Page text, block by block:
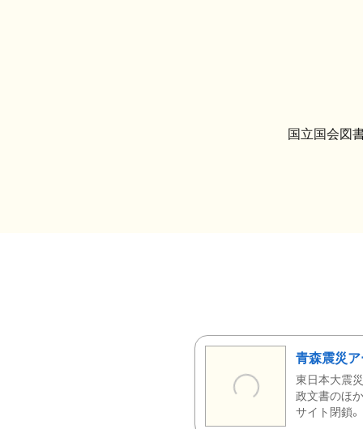
国立国会図
青森震災ア
東日本大震
政文書のほ
サイト閉鎖。